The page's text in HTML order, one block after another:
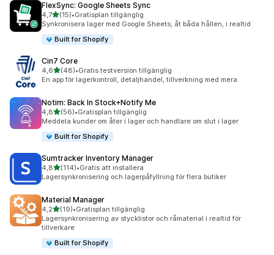
FlexSync: Google Sheets Sync
4,7av 5 stjärnor
(15)
15 recensioner totalt
•Gratisplan tillgänglig
Synkronisera lager med Google Sheets, åt båda hållen, i realtid
Built for Shopify
Cin7 Core
4,6av 5 stjärnor
(48)
48 recensioner totalt
•Gratis testversion tillgänglig
En app för lagerkontroll, detaljhandel, tillverkning med mera
Notim: Back In Stock+Notify Me
4,8av 5 stjärnor
(56)
56 recensioner totalt
•Gratisplan tillgänglig
Meddela kunder om åter i lager och handlare om slut i lager
Built for Shopify
Sumtracker Inventory Manager
4,8av 5 stjärnor
(114)
114 recensioner totalt
•Gratis att installera
Lagersynkronisering och lagerpåfyllning för flera butiker
Material Manager
4,2av 5 stjärnor
(19)
19 recensioner totalt
•Gratisplan tillgänglig
Lagersynkronisering av stycklistor och råmaterial i realtid för
tillverkare
Built for Shopify